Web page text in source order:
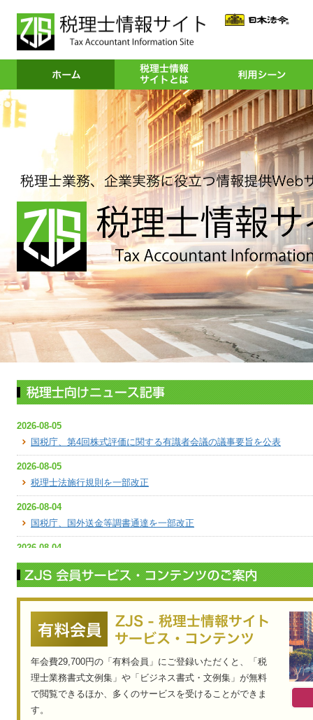
2026-08-05
国税庁、第4回株式評価に関する有識者会議の議事要旨を公表
2026-08-05
税理士法施行規則を一部改正
2026-08-04
国税庁、国外送金等調書通達を一部改正
2026-08-04
国税庁、熊本地震に係る国税の申告納付期限の延長について告知
2026-08-03
国税庁、10月以降の税務署総合窓口の受付時間について告知
2026-07-31
福岡局、「一般取引資料せんの提出」について告知
2026-07-31
国税庁、令和7年度統計年報（不服審査・訴訟事件、税理士関係）を
2026-07-31
ィーズ事件（組織再編
計算否認の可否）
・税務判例批評 第18回
日判決 PGMプロパティー
再編成に係る行為計算否認
を読む
ってきたと思っ
６項～風向きが変
年会費29,700円の「有料会員」にご登録いただくと、「税
理士業務書式文例集」や「ビジネス書式・文例集」が無料
で閲覧できるほか、多くのサービスを受けることができま
す。